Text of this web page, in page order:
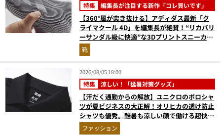
特集 編集長が注目する新作「コレ買いです」
【360°風が突き抜ける】アディダス最新「ク
ライマクール 4D」を編集長が絶賛！“リカバリ
ーサンダル級に快適”な3Dプリントスニーカー
『コレ買いです』Vol.173
靴
2026/08/05 18:00
特集 涼しい！「猛暑対策グッズ」
【汗だく通勤からの解放】ユニクロのポロシャ
ツが夏ビジネスの大正解！オリヒカの透け防止
シャツも優秀。酷暑も涼しい顔で働ける超快適
ウエアの実力
ファッション